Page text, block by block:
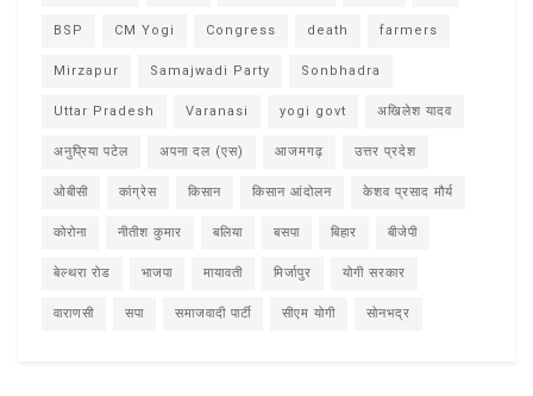
BSP CM Yogi Congress death farmers
Mirzapur Samajwadi Party Sonbhadra
Uttar Pradesh Varanasi yogi govt अखिलेश यादव
अनुप्रिया पटेल अपना दल (एस) आजमगढ़ उत्तर प्रदेश
ओबीसी कांग्रेस किसान किसान आंदोलन केशव प्रसाद मौर्य
कोरोना नीतीश कुमार बलिया बसपा बिहार बीजेपी
बेल्थरा रोड भाजपा मायावती मिर्जापुर योगी सरकार
वाराणसी सपा समाजवादी पार्टी सीएम योगी सोनभद्र